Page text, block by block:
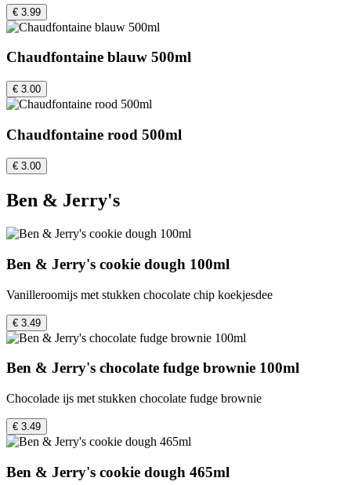
€ 3.99
Chaudfontaine blauw 500ml
€ 3.00
Chaudfontaine rood 500ml
€ 3.00
Ben & Jerry's
Ben & Jerry's cookie dough 100ml
Vanilleroomijs met stukken chocolate chip koekjesdee
€ 3.49
Ben & Jerry's chocolate fudge brownie 100ml
Chocolade ijs met stukken chocolate fudge brownie
€ 3.49
Ben & Jerry's cookie dough 465ml